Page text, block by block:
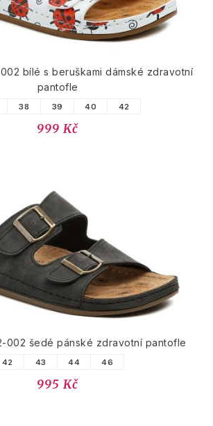
bílé s beruškami dámské zdravotní
pantofle
38 39 40 42
999 Kč
002 šedé pánské zdravotní pantofle
42 43 44 46
995 Kč